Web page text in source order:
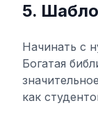
5.
Начинать с
Богатая
как